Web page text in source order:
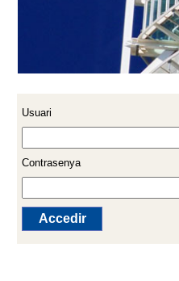
Usuari
Contrasenya